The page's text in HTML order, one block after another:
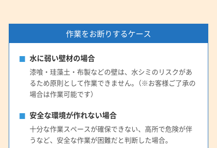
作業をお断りするケース
水に弱い壁材の場合
漆喰・珪藻土・布製などの壁は、水シミのリスクがあ
るため原則として作業できません。（※お客様ご了承の
場合は作業可能です）
安全な環境が作れない場合
十分な作業スペースが確保できない、高所で危険が伴
うなど、安全な作業が困難だと判断した場合。